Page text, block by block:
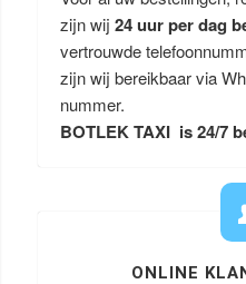
zijn wij 24 uur per dag
vertrouwde
zijn wij bereikbaar via
nummer.
BOTLEK TAXI is 24/7
ONLINE